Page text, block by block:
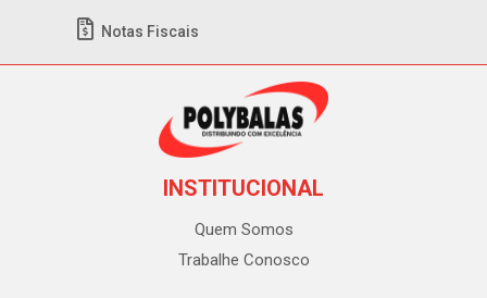
Notas Fiscais
INSTITUCIONAL
Quem Somos
Trabalhe Conosco